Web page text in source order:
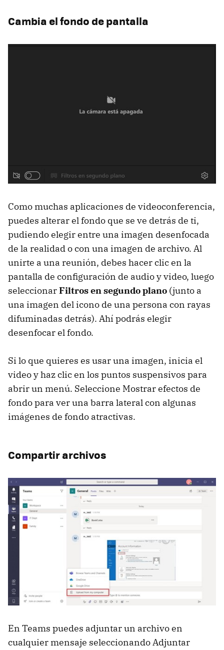
Cambia el fondo de pantalla
Como muchas aplicaciones de videoconferencia,
puedes alterar el fondo que se ve detrás de ti,
pudiendo elegir entre una imagen desenfocada
de la realidad o con una imagen de archivo. Al
unirte a una reunión, debes hacer clic en la
pantalla de configuración de audio y video, luego
seleccionarFiltros en segundo plano (junto a
una imagen del icono de una persona con rayas
difuminadas detrás). Ahí podrás elegir
desenfocar el fondo.
Si lo que quieres es usar una imagen, inicia el
video y haz clic en los puntos suspensivos para
abrir un menú. Seleccione Mostrar efectos de
fondo para ver una barra lateral con algunas
imágenes de fondo atractivas.
Compartir archivos
En Teams puedes adjuntar un archivo en
cualquier mensaje seleccionando Adjuntar